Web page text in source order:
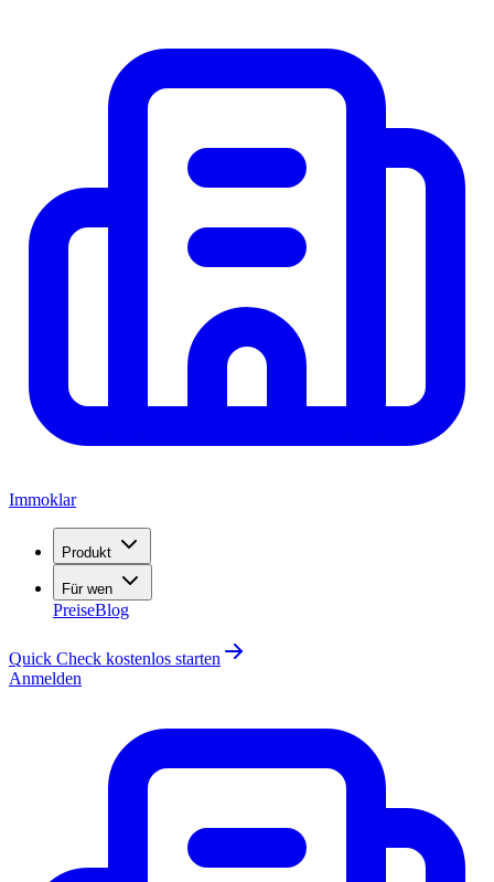
Immoklar
Produkt
Für wen
PreiseBlog
Quick Check kostenlos starten
Anmelden